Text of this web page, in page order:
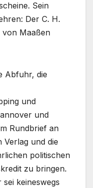
Sein
Der C. H.
von Maaßen
Abfuhr, die
und
und
Rundbrief an
und die
politischen
zu bringen.
keineswegs